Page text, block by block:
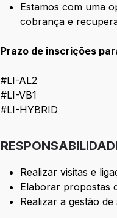
Estamos com uma
cobrança e
Prazo de inscrições
#LI-AL2
#LI-VB1
#LI-HYBRID
Realizar visitas e
Elaborar propostas
Realizar a gestão